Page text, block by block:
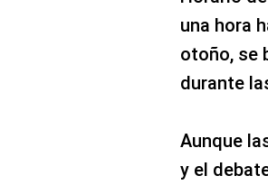
una hora
otoño, se
durante
Aunque
y el